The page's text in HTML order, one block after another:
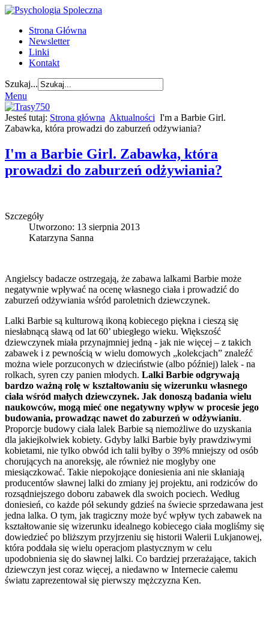
Strona Główna
Newsletter
Linki
Kontakt
Szukaj...
Menu
Jesteś tutaj: Strona główna Aktualności I'm a Barbie Girl.
Zabawka, która prowadzi do zaburzeń odżywiania?
I'm a Barbie Girl. Zabawka, która
prowadzi do zaburzeń odżywiania?
Szczegóły
Utworzono: 13 sierpnia 2013
Katarzyna Sanna
Angielscy badacze ostrzegają, że zabawa lalkami Barbie może
negatywnie wpływać na ocenę własnego ciała i prowadzić do
zaburzeń odżywiania wśród paroletnich dziewczynek.
Lalki Barbie są kulturową ikoną kobiecego piękna i cieszą się
niesłabnącą sławą od lat 60’ ubiegłego wieku. Większość
dziewczynek miała przynajmniej jedną - jak nie więcej – z takich
zabawek i z pewnością w wielu domowych „kolekcjach” znaleźć
można wiele porzuconych w dzieciństwie (albo później) lalek - na
rolkach, syren czy panien młodych. Lalki Barbie odgrywają
bardzo ważną rolę w kształtowaniu się wizerunku własnego
ciała wśród małych dziewczynek. Jak donoszą badania wielu
naukowców, mogą mieć one negatywny wpływ w procesie jego
budowania, prowadząc nawet do zaburzeń w odżywianiu.
Proporcje budowy ciała lalek Barbie są niemożliwe do uzyskania
dla jakiejkolwiek kobiety. Gdyby lalki Barbie były prawdziwymi
kobietami, nie tylko obwód ich talii byłby o 39% mniejszy od osób
chorujących na anoreksję, ale również nie mogłyby one
miesiączkować. Takie niepokojące doniesienia ani nie skłaniają
producentów sławnej lalki do zmiany jej projektu, ani rodziców do
rozsądniejszego doboru zabawek dla swoich pociech. Według
doniesień, co każde pół sekundy gdzieś na świecie sprzedawana jest
jedna lalka. O tym, jak tragiczny może być wpływ tych zabawek na
kształtowanie się wizerunku idealnego kobiecego ciała mogliśmy się
dowiedzieć po bliższym przyjrzeniu się historii Walerii Lukjanowej,
która poddała się wielu operacjom plastycznym w celu
upodobnienia się do sławnej lalki. Co bardziej przerażające, takich
dziewczyn jest coraz więcej, a niedawno w Internecie całemu
światu zaprezentował się pierwszy mężczyzna Ken.